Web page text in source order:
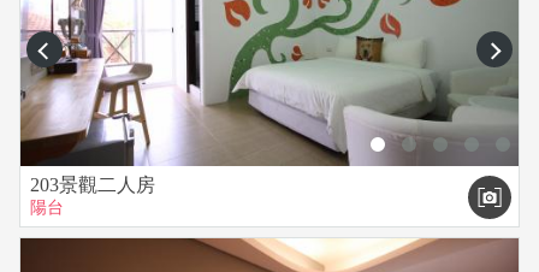
prev next
203景觀二人房
陽台